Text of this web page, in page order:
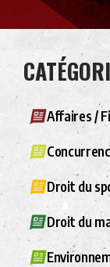
Affaires /
Droit du
Droit du